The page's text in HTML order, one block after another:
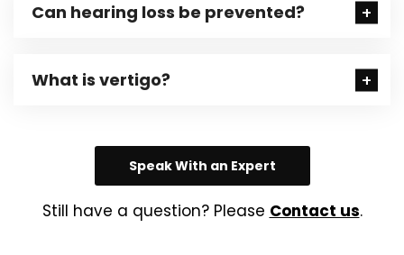
Can hearing loss be prevented?
What is vertigo?
Speak With an Expert
Still have a question? Please Contact us.